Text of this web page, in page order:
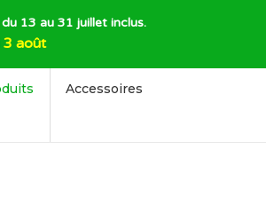
Accessoires
13 au 31 juillet inclus.
août